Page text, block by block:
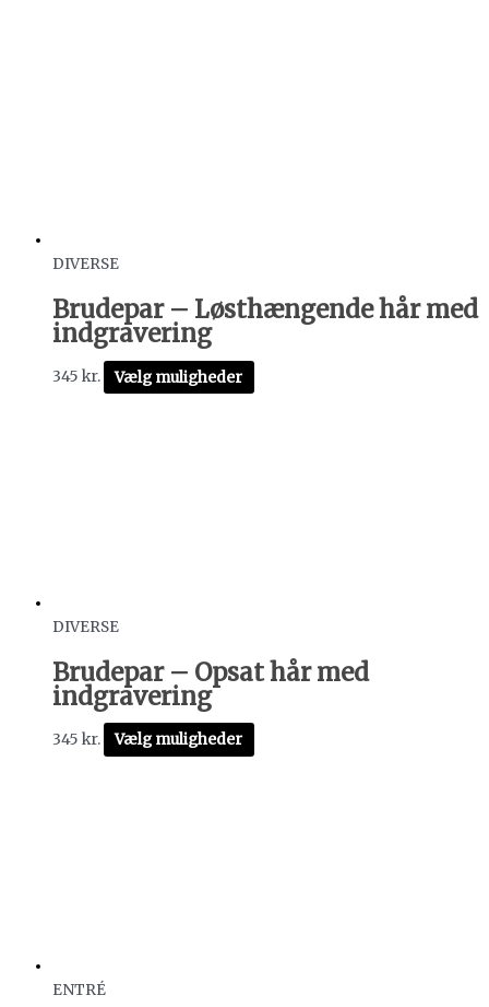
DIVERSE
Brudepar – Løsthængende hår med
indgravering
345 kr. Vælg muligheder
DIVERSE
Brudepar – Opsat hår med
indgravering
345 kr. Vælg muligheder
ENTRÉ